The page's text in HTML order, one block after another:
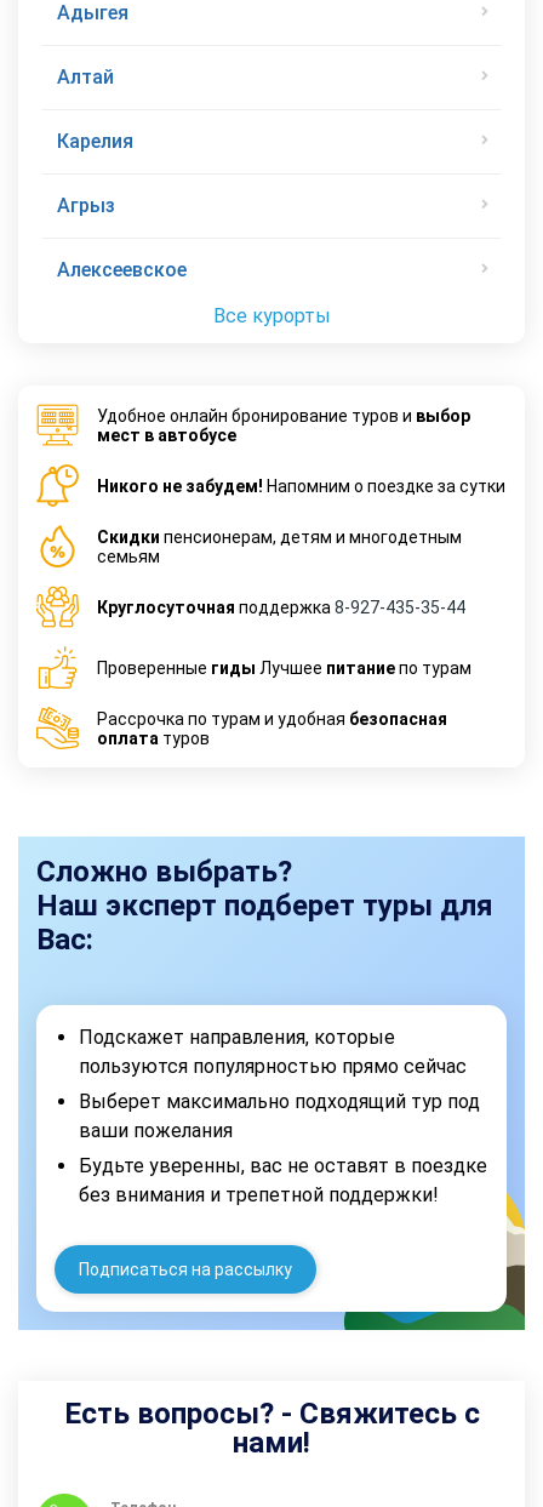
Адыгея
Алтай
Карелия
Агрыз
Алексеевское
Все курорты
Удобное онлайн бронирование туров и выбор
мест в автобусе
Никого не забудем! Напомним о поездке за сутки
Cкидки пенсионерам, детям и многодетным
семьям
Круглосуточная поддержка 8-927-435-35-44
Проверенные гиды Лучшее питаниепо турам
Рассрочка по турам и удобная безопасная
оплата туров
Сложно выбрать?
Наш эксперт подберет туры для
Вас:
Подскажет направления, которые
пользуются популярностью прямо сейчас
Выберет максимально подходящий тур под
ваши пожелания
Будьте уверенны, вас не оставят в поездке
без внимания и трепетной поддержки!
Подписаться на рассылку
Есть вопросы? - Свяжитесь с
нами!